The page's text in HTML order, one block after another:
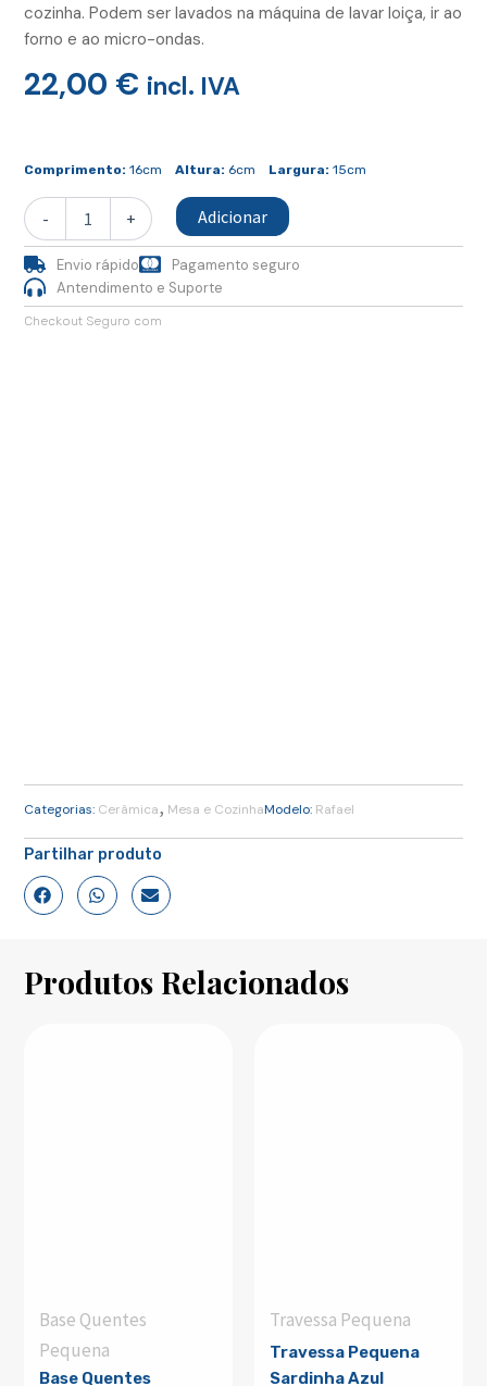
cozinha. Podem ser lavados na máquina de lavar loiça, ir ao
forno e ao micro-ondas.
22,00 € incl. IVA
Comprimento: 16cm Altura: 6cm Largura: 15cm
-
Travessa
Mini
+ Adicionar
Envio rápido
Pagamento seguro
Antendimento e Suporte
Checkout Seguro com
Categorias: Cerâmica, Mesa e CozinhaModelo: Rafael
Partilhar produto
Produtos Relacionados
Base Quentes
Pequena
Base Quentes
Travessa Pequena
Travessa Pequena
Sardinha Azul